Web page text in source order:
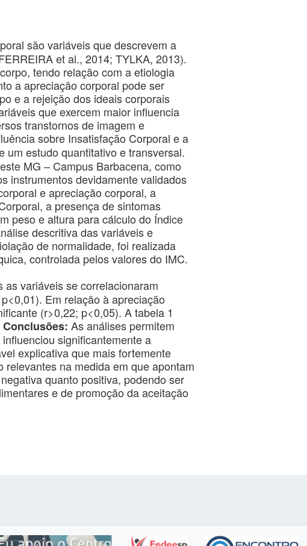
são variáveis que descrevem a
et al., 2014; TYLKA, 2013).
tendo relação com a etiologia
a apreciação corporal pode ser
e a rejeição dos ideais corporais
que exercem maior influencia
transtornos de imagem e
sobre Insatisfação Corporal e a
um estudo quantitativo e transversal.
MG – Campus Barbacena, como
instrumentos devidamente validados
e apreciação corporal, a
a presença de sintomas
peso e altura para cálculo do Índice
descritiva das variáveis e
de normalidade, foi realizada
controlada pelos valores do IMC.
variáveis se correlacionaram
Em relação à apreciação
(r>0,22; p<0,05). A tabela 1
Conclusões: As análises permitem
significantemente a
explicativa que mais fortemente
na medida em que apontam
quanto positiva, podendo ser
e de promoção da aceitação